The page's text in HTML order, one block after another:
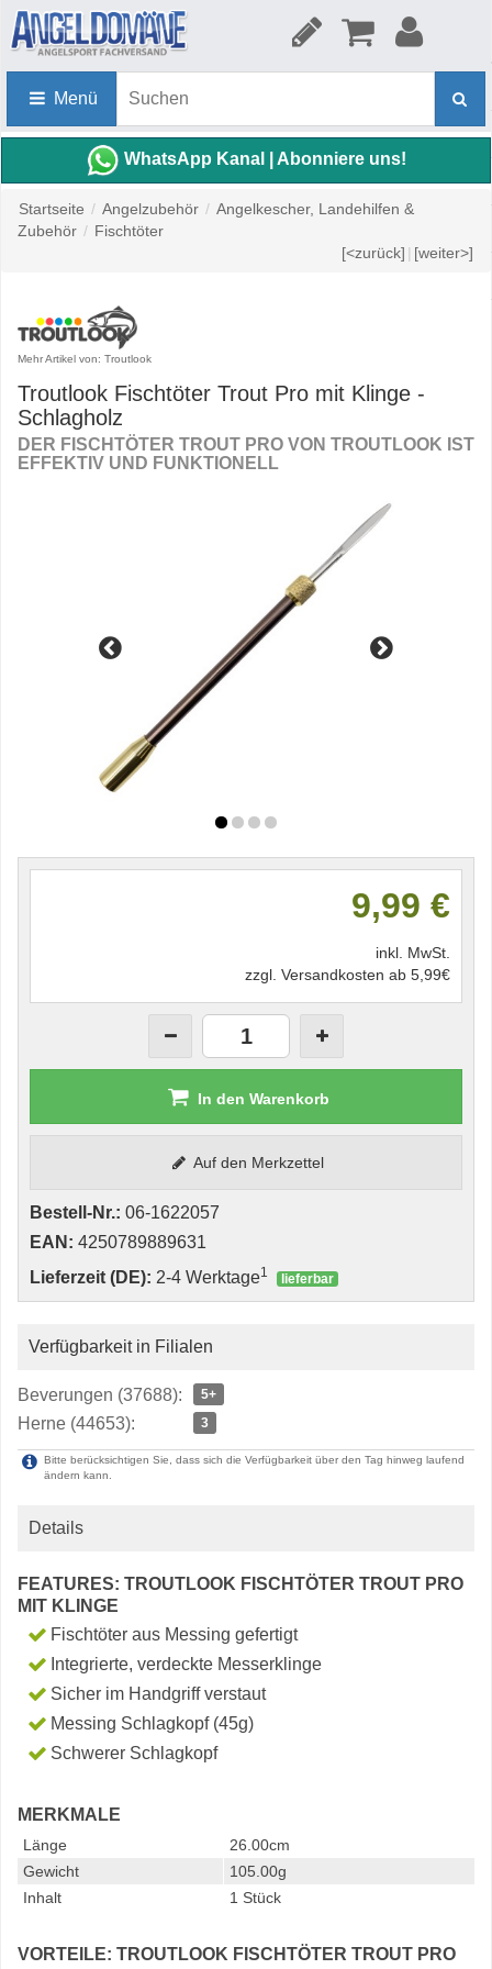
Menü
WhatsApp Kanal | Abonniere uns!
Startseite / Angelzubehör / Angelkescher, Landehilfen &
Zubehör / Fischtöter
[<zurück] | [weiter>]
Mehr Artikel von: Troutlook
Troutlook Fischtöter Trout Pro mit Klinge -
Schlagholz
DER FISCHTÖTER TROUT PRO VON TROUTLOOK IST
EFFEKTIV UND FUNKTIONELL
9,99 €
inkl. MwSt.
zzgl. Versandkosten ab 5,99€
In den Warenkorb
Auf den Merkzettel
Bestell-Nr.: 06-1622057
EAN: 4250789889631
Lieferzeit (DE): 2-4 Werktage1 lieferbar
Verfügbarkeit in Filialen
Beverungen (37688): 5+
Herne (44653): 3
Bitte berücksichtigen Sie, dass sich die Verfügbarkeit über den Tag hinweg laufend
ändern kann.
Details
FEATURES: TROUTLOOK FISCHTÖTER TROUT PRO
MIT KLINGE
Fischtöter aus Messing gefertigt
Integrierte, verdeckte Messerklinge
Sicher im Handgriff verstaut
Messing Schlagkopf (45g)
Schwerer Schlagkopf
MERKMALE
Länge
26.00cm
Gewicht
105.00g
Inhalt
1 Stück
VORTEILE: TROUTLOOK FISCHTÖTER TROUT PRO